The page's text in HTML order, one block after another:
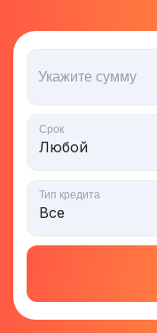
Укажите сумму
Срок
Тип кредита